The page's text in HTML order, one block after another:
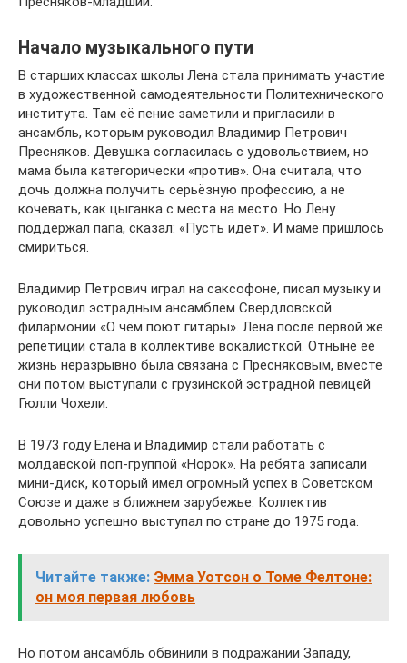
Начало музыкального пути
В старших классах школы Лена стала принимать участие
в художественной самодеятельности Политехнического
института. Там её пение заметили и пригласили в
ансамбль, которым руководил Владимир Петрович
Пресняков. Девушка согласилась с удовольствием, но
мама была категорически «против». Она считала, что
дочь должна получить серьёзную профессию, а не
кочевать, как цыганка с места на место. Но Лену
поддержал папа, сказал: «Пусть идёт». И маме пришлось
смириться.
Владимир Петрович играл на саксофоне, писал музыку и
руководил эстрадным ансамблем Свердловской
филармонии «О чём поют гитары». Лена после первой же
репетиции стала в коллективе вокалисткой. Отныне её
жизнь неразрывно была связана с Пресняковым, вместе
они потом выступали с грузинской эстрадной певицей
Гюлли Чохели.
В 1973 году Елена и Владимир стали работать с
молдавской поп-группой «Норок». На ребята записали
мини-диск, который имел огромный успех в Советском
Союзе и даже в ближнем зарубежье. Коллектив
довольно успешно выступал по стране до 1975 года.
Читайте также: Эмма Уотсон о Томе Фелтоне:
он моя первая любовь
Но потом ансамбль обвинили в подражании Западу,